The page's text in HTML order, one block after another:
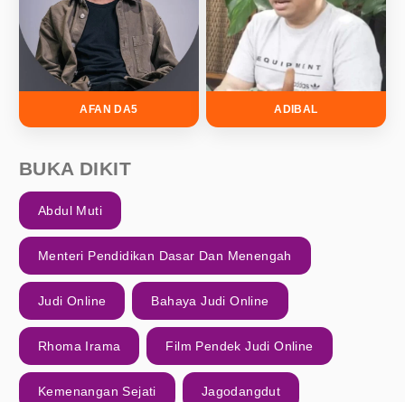
AFAN DA5 ADIBAL
BUKA DIKIT
Abdul Muti
Menteri Pendidikan Dasar Dan Menengah
Judi Online Bahaya Judi Online
Rhoma Irama Film Pendek Judi Online
Kemenangan Sejati Jagodangdut